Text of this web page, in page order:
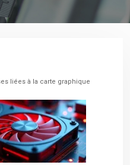
liées à la carte graphique